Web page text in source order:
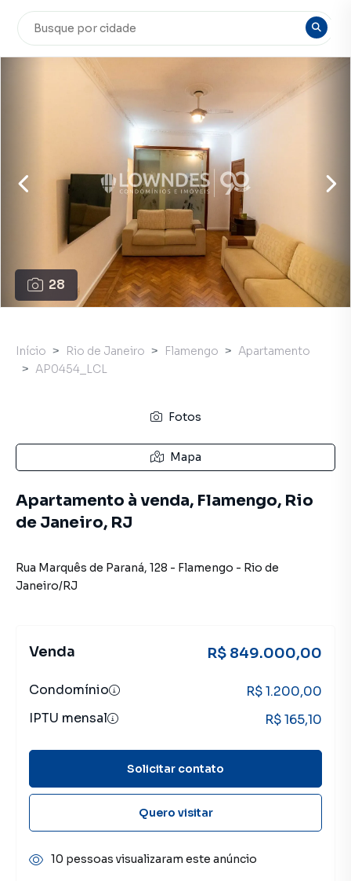
28
Início Rio de Janeiro Flamengo
Apartamento
AP0454_LCL
Fotos
Mapa
Apartamento à venda, Flamengo, Rio
de Janeiro, RJ
Rua Marquês de Paraná, 128 - Flamengo - Rio de
Janeiro/RJ
Venda R$ 849.000,00
Condomínio
R$ 1.200,00
IPTU mensal
R$ 165,10
Solicitar contato
Quero visitar
10 pessoas visualizaram este anúncio